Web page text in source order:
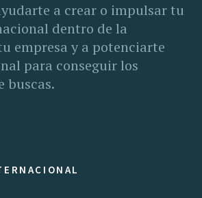
a crear o impulsar tu
dentro de la
empresa y a potenciarte
para conseguir los
buscas.